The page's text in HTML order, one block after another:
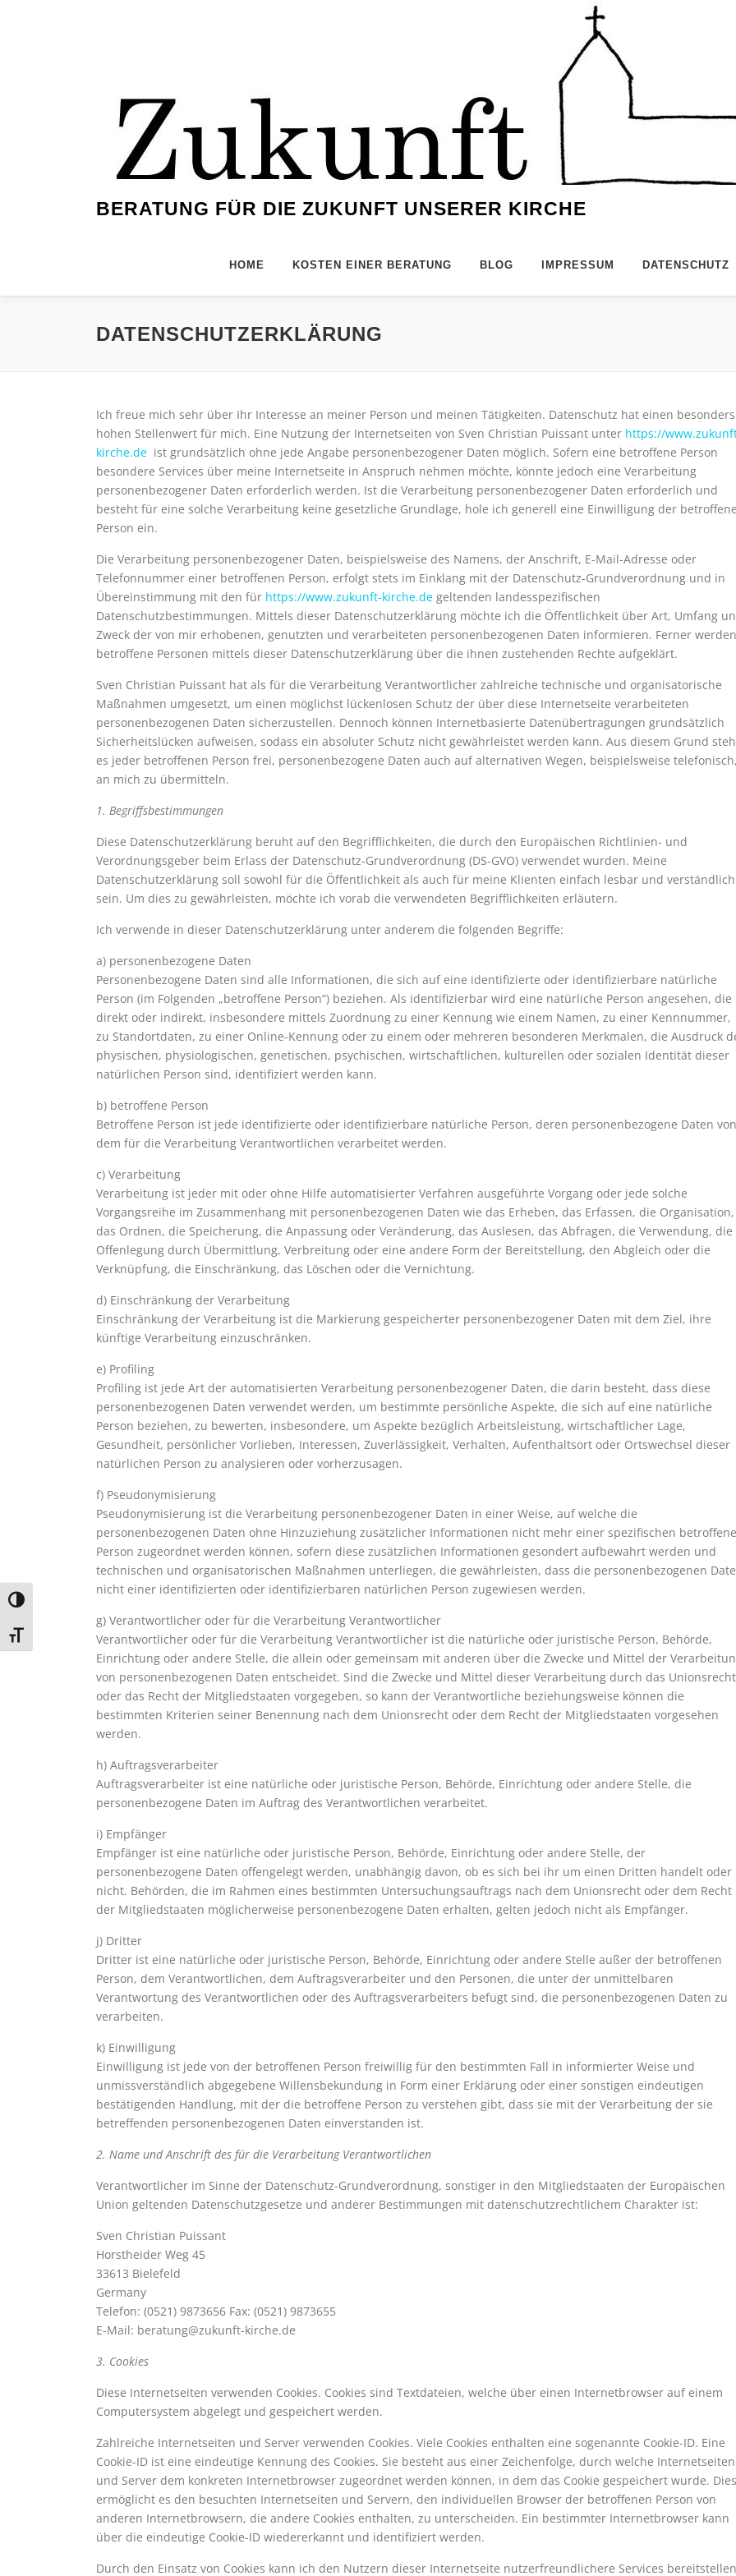
Umschalten auf hohe Kontraste
Schrift vergrößern
BERATUNG FÜR DIE ZUKUNFT UNSERER KIRCHE
HOME KOSTEN EINER BERATUNG BLOG IMPRESSUM DATENSCHUTZ
DATENSCHUTZERKLÄRUNG
Ich freue mich sehr über Ihr Interesse an meiner Person und meinen Tätigkeiten. Datenschutz hat einen besonders
hohen Stellenwert für mich. Eine Nutzung der Internetseiten von Sven Christian Puissant unter https://
kirche.de ist grundsätzlich ohne jede Angabe personenbezogener Daten möglich. Sofern eine betroffene Person
besondere Services über meine Internetseite in Anspruch nehmen möchte, könnte jedoch eine Verarbeitung
personenbezogener Daten erforderlich werden. Ist die Verarbeitung personenbezogener Daten erforderlich und
besteht für eine solche Verarbeitung keine gesetzliche Grundlage, hole ich generell eine Einwilligung der
Person ein.
Die Verarbeitung personenbezogener Daten, beispielsweise des Namens, der Anschrift, E-Mail-Adresse oder
Telefonnummer einer betroffenen Person, erfolgt stets im Einklang mit der Datenschutz-Grundverordnung und in
Übereinstimmung mit den für https://www.zukunft-kirche.de geltenden landesspezifischen
Datenschutzbestimmungen. Mittels dieser Datenschutzerklärung möchte ich die Öffentlichkeit über Art, Umfang
Zweck der von mir erhobenen, genutzten und verarbeiteten personenbezogenen Daten informieren. Ferner werden
betroffene Personen mittels dieser Datenschutzerklärung über die ihnen zustehenden Rechte aufgeklärt.
Sven Christian Puissant hat als für die Verarbeitung Verantwortlicher zahlreiche technische und organisatorische
Maßnahmen umgesetzt, um einen möglichst lückenlosen Schutz der über diese Internetseite verarbeiteten
personenbezogenen Daten sicherzustellen. Dennoch können Internetbasierte Datenübertragungen grundsätzlich
Sicherheitslücken aufweisen, sodass ein absoluter Schutz nicht gewährleistet werden kann. Aus diesem Grund
es jeder betroffenen Person frei, personenbezogene Daten auch auf alternativen Wegen, beispielsweise telefonisch,
an mich zu übermitteln.
1. Begriffsbestimmungen
Diese Datenschutzerklärung beruht auf den Begrifflichkeiten, die durch den Europäischen Richtlinien- und
Verordnungsgeber beim Erlass der Datenschutz-Grundverordnung (DS-GVO) verwendet wurden. Meine
Datenschutzerklärung soll sowohl für die Öffentlichkeit als auch für meine Klienten einfach lesbar und verständlich
sein. Um dies zu gewährleisten, möchte ich vorab die verwendeten Begrifflichkeiten erläutern.
Ich verwende in dieser Datenschutzerklärung unter anderem die folgenden Begriffe:
a) personenbezogene Daten
Personenbezogene Daten sind alle Informationen, die sich auf eine identifizierte oder identifizierbare natürliche
Person (im Folgenden „betroffene Person“) beziehen. Als identifizierbar wird eine natürliche Person angesehen, die
direkt oder indirekt, insbesondere mittels Zuordnung zu einer Kennung wie einem Namen, zu einer Kennnummer,
zu Standortdaten, zu einer Online-Kennung oder zu einem oder mehreren besonderen Merkmalen, die Ausdruck
physischen, physiologischen, genetischen, psychischen, wirtschaftlichen, kulturellen oder sozialen Identität dieser
natürlichen Person sind, identifiziert werden kann.
b) betroffene Person
Betroffene Person ist jede identifizierte oder identifizierbare natürliche Person, deren personenbezogene Daten von
dem für die Verarbeitung Verantwortlichen verarbeitet werden.
c) Verarbeitung
Verarbeitung ist jeder mit oder ohne Hilfe automatisierter Verfahren ausgeführte Vorgang oder jede solche
Vorgangsreihe im Zusammenhang mit personenbezogenen Daten wie das Erheben, das Erfassen, die Organisation,
das Ordnen, die Speicherung, die Anpassung oder Veränderung, das Auslesen, das Abfragen, die Verwendung, die
Offenlegung durch Übermittlung, Verbreitung oder eine andere Form der Bereitstellung, den Abgleich oder die
Verknüpfung, die Einschränkung, das Löschen oder die Vernichtung.
d) Einschränkung der Verarbeitung
Einschränkung der Verarbeitung ist die Markierung gespeicherter personenbezogener Daten mit dem Ziel, ihre
künftige Verarbeitung einzuschränken.
e) Profiling
Profiling ist jede Art der automatisierten Verarbeitung personenbezogener Daten, die darin besteht, dass diese
personenbezogenen Daten verwendet werden, um bestimmte persönliche Aspekte, die sich auf eine natürliche
Person beziehen, zu bewerten, insbesondere, um Aspekte bezüglich Arbeitsleistung, wirtschaftlicher Lage,
Gesundheit, persönlicher Vorlieben, Interessen, Zuverlässigkeit, Verhalten, Aufenthaltsort oder Ortswechsel dieser
natürlichen Person zu analysieren oder vorherzusagen.
f) Pseudonymisierung
Pseudonymisierung ist die Verarbeitung personenbezogener Daten in einer Weise, auf welche die
personenbezogenen Daten ohne Hinzuziehung zusätzlicher Informationen nicht mehr einer spezifischen
Person zugeordnet werden können, sofern diese zusätzlichen Informationen gesondert aufbewahrt werden und
technischen und organisatorischen Maßnahmen unterliegen, die gewährleisten, dass die personenbezogenen
nicht einer identifizierten oder identifizierbaren natürlichen Person zugewiesen werden.
g) Verantwortlicher oder für die Verarbeitung Verantwortlicher
Verantwortlicher oder für die Verarbeitung Verantwortlicher ist die natürliche oder juristische Person, Behörde,
Einrichtung oder andere Stelle, die allein oder gemeinsam mit anderen über die Zwecke und Mittel der
von personenbezogenen Daten entscheidet. Sind die Zwecke und Mittel dieser Verarbeitung durch das Unionsrecht
oder das Recht der Mitgliedstaaten vorgegeben, so kann der Verantwortliche beziehungsweise können die
bestimmten Kriterien seiner Benennung nach dem Unionsrecht oder dem Recht der Mitgliedstaaten vorgesehen
werden.
h) Auftragsverarbeiter
Auftragsverarbeiter ist eine natürliche oder juristische Person, Behörde, Einrichtung oder andere Stelle, die
personenbezogene Daten im Auftrag des Verantwortlichen verarbeitet.
i) Empfänger
Empfänger ist eine natürliche oder juristische Person, Behörde, Einrichtung oder andere Stelle, der
personenbezogene Daten offengelegt werden, unabhängig davon, ob es sich bei ihr um einen Dritten handelt oder
nicht. Behörden, die im Rahmen eines bestimmten Untersuchungsauftrags nach dem Unionsrecht oder dem Recht
der Mitgliedstaaten möglicherweise personenbezogene Daten erhalten, gelten jedoch nicht als Empfänger.
j) Dritter
Dritter ist eine natürliche oder juristische Person, Behörde, Einrichtung oder andere Stelle außer der betroffenen
Person, dem Verantwortlichen, dem Auftragsverarbeiter und den Personen, die unter der unmittelbaren
Verantwortung des Verantwortlichen oder des Auftragsverarbeiters befugt sind, die personenbezogenen Daten zu
verarbeiten.
k) Einwilligung
Einwilligung ist jede von der betroffenen Person freiwillig für den bestimmten Fall in informierter Weise und
unmissverständlich abgegebene Willensbekundung in Form einer Erklärung oder einer sonstigen eindeutigen
bestätigenden Handlung, mit der die betroffene Person zu verstehen gibt, dass sie mit der Verarbeitung der sie
betreffenden personenbezogenen Daten einverstanden ist.
2. Name und Anschrift des für die Verarbeitung Verantwortlichen
Verantwortlicher im Sinne der Datenschutz-Grundverordnung, sonstiger in den Mitgliedstaaten der Europäischen
Union geltenden Datenschutzgesetze und anderer Bestimmungen mit datenschutzrechtlichem Charakter ist:
Sven Christian Puissant
Horstheider Weg 45
33613 Bielefeld
Germany
Telefon: (0521) 9873656 Fax: (0521) 9873655
E-Mail: beratung@zukunft-kirche.de
3. Cookies
Diese Internetseiten verwenden Cookies. Cookies sind Textdateien, welche über einen Internetbrowser auf einem
Computersystem abgelegt und gespeichert werden.
Zahlreiche Internetseiten und Server verwenden Cookies. Viele Cookies enthalten eine sogenannte Cookie-ID. Eine
Cookie-ID ist eine eindeutige Kennung des Cookies. Sie besteht aus einer Zeichenfolge, durch welche Internetseiten
und Server dem konkreten Internetbrowser zugeordnet werden können, in dem das Cookie gespeichert wurde. Dies
ermöglicht es den besuchten Internetseiten und Servern, den individuellen Browser der betroffenen Person von
anderen Internetbrowsern, die andere Cookies enthalten, zu unterscheiden. Ein bestimmter Internetbrowser kann
über die eindeutige Cookie-ID wiedererkannt und identifiziert werden.
Durch den Einsatz von Cookies kann ich den Nutzern dieser Internetseite nutzerfreundlichere Services